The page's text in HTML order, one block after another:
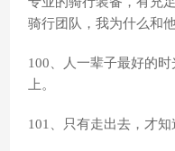
骑行团队，我为什么和
100、人一辈子最好的
上。
101、只有走出去，才知